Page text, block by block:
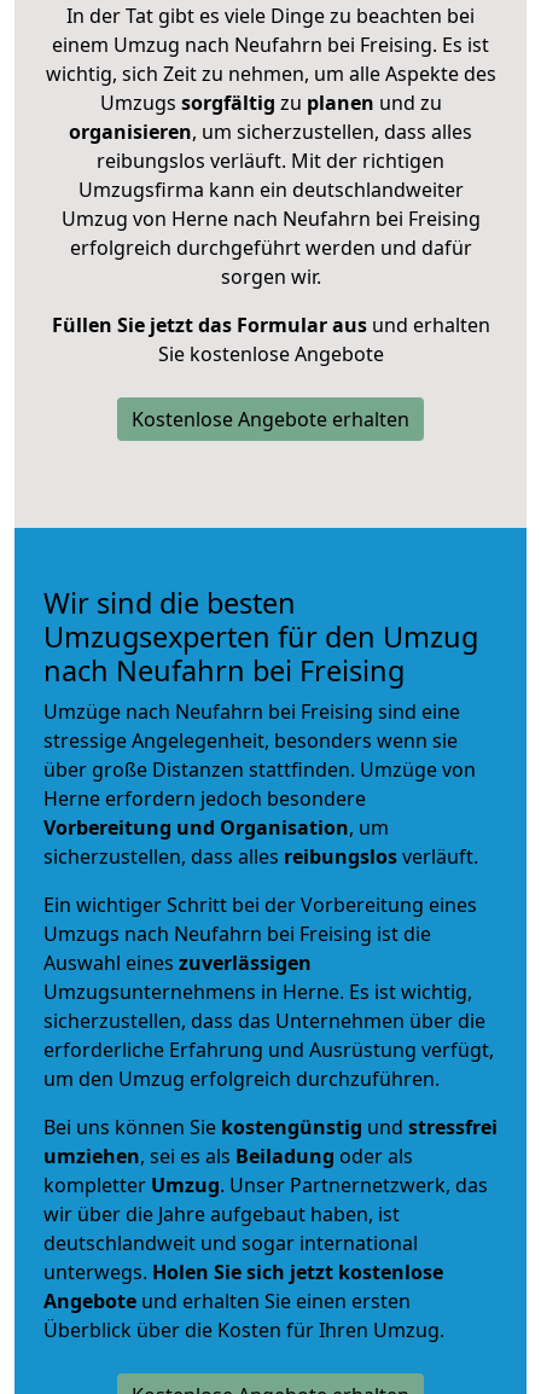
In der Tat gibt es viele Dinge zu beachten bei
einem Umzug nach Neufahrn bei Freising. Es ist
wichtig, sich Zeit zu nehmen, um alle Aspekte des
Umzugs sorgfältig zu planen und zu
organisieren, um sicherzustellen, dass alles
reibungslos verläuft. Mit der richtigen
Umzugsfirma kann ein deutschlandweiter
Umzug von Herne nach Neufahrn bei Freising
erfolgreich durchgeführt werden und dafür
sorgen wir.
Füllen Sie jetzt das Formular ausund erhalten
Sie kostenlose Angebote
Kostenlose Angebote erhalten
Wir sind die besten
Umzugsexperten für den Umzug
nach Neufahrn bei Freising
Umzüge nach Neufahrn bei Freising sind eine
stressige Angelegenheit, besonders wenn sie
über große Distanzen stattfinden. Umzüge von
Herne erfordern jedoch besondere
Vorbereitung und Organisation, um
sicherzustellen, dass alles reibungslosverläuft.
Ein wichtiger Schritt bei der Vorbereitung eines
Umzugs nach Neufahrn bei Freising ist die
Auswahl eines zuverlässigen
Umzugsunternehmens in Herne. Es ist wichtig,
sicherzustellen, dass das Unternehmen über die
erforderliche Erfahrung und Ausrüstung verfügt,
um den Umzug erfolgreich durchzuführen.
Bei uns können Sie kostengünstig und stressfrei
umziehen, sei es als Beiladung oder als
kompletter Umzug. Unser Partnernetzwerk, das
wir über die Jahre aufgebaut haben, ist
deutschlandweit und sogar international
unterwegs. Holen Sie sich jetzt kostenlose
Angebote und erhalten Sie einen ersten
Überblick über die Kosten für Ihren Umzug.